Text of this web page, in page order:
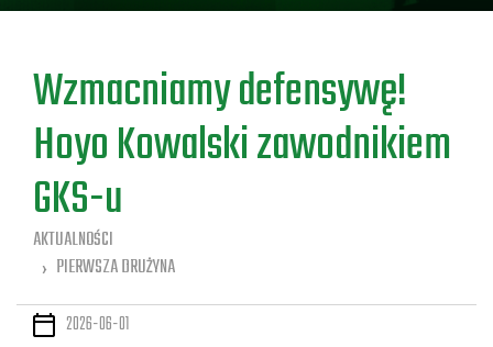
Wzmacniamy defensywę!
Hoyo Kowalski zawodnikiem
GKS-u
AKTUALNOŚCI
PIERWSZA DRUŻYNA
2026-06-01